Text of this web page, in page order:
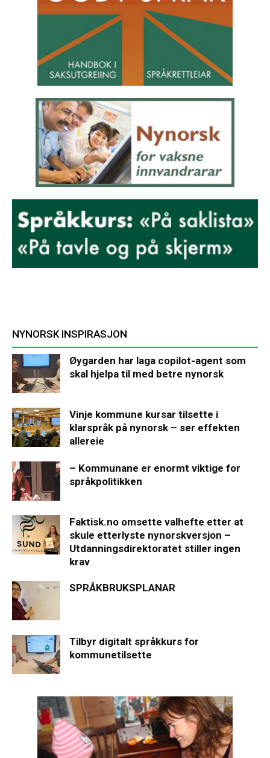
NYNORSK INSPIRASJON
Øygarden har laga copilot-agent som
skal hjelpa til med betre nynorsk
Vinje kommune kursar tilsette i
klarspråk på nynorsk – ser effekten
allereie
– Kommunane er enormt viktige for
språkpolitikken
Faktisk.no omsette valhefte etter at
skule etterlyste nynorskversjon –
Utdanningsdirektoratet stiller ingen
krav
SPRÅKBRUKSPLANAR
Tilbyr digitalt språkkurs for
kommunetilsette